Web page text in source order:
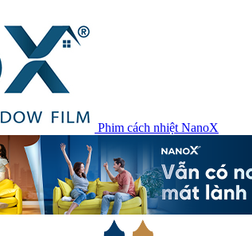
Phim cách nhiệt NanoX